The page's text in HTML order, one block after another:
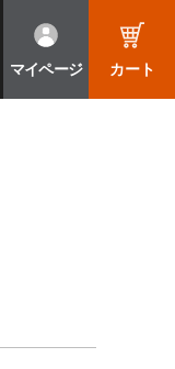
マイページ カート